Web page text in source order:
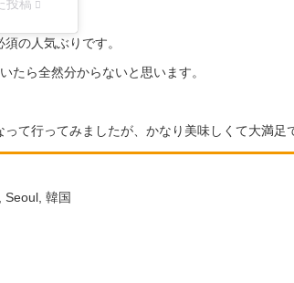
投稿
の人気ぶりです。
たら全然分からないと思います。
て行ってみましたが、かなり美味しくて大満足
Seoul, 韓国